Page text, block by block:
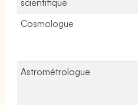
Cosmologue
Astrométrologue